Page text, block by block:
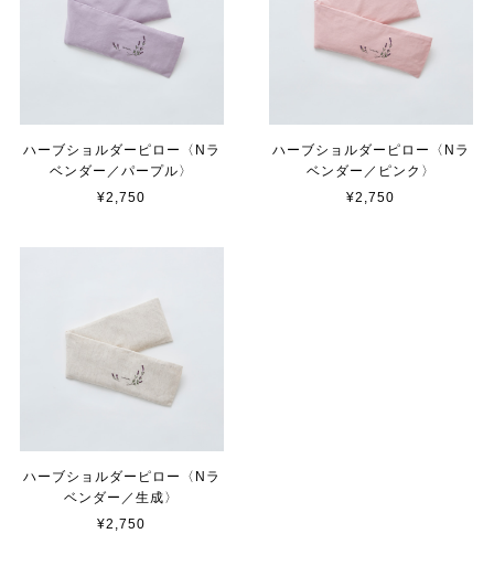
ハーブショルダーピロー〈Nラ
ベンダー／パープル〉
¥2,750
ハーブショルダーピロー〈Nラ
ベンダー／ピンク〉
¥2,750
ハーブショルダーピロー〈Nラ
ベンダー／生成〉
¥2,750